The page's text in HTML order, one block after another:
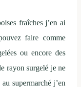
fraîches j’en ai
faire comme
ou encore des
rayon surgelé je ne
supermarché j’en